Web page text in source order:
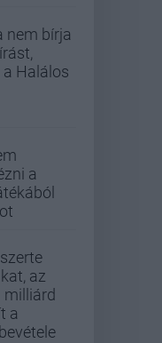
nem bírja
a Halálos
a
az
milliárd
a